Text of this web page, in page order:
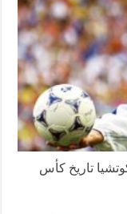
تاريخ كأس